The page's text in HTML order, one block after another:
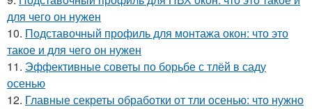
для чего он нужен
10. Подставочный профиль для монтажа окон: что это
такое и для чего он нужен
11. Эффективные советы по борьбе с тлёй в саду
осенью
12. Главные секреты обработки от тли осенью: что нужно